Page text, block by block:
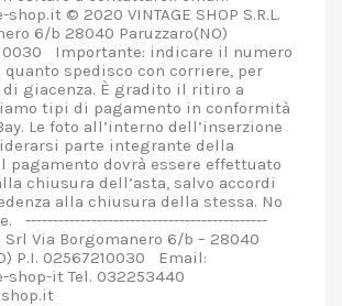
© 2020 VINTAGE SHOP S.R.L.
6/b 28040 Paruzzaro(NO)
Importante: indicare il numero
spedisco con corriere, per
giacenza. È gradito il ritiro a
tipi di pagamento in conformità
Le foto all’interno dell’inserzione
parte integrante della
pagamento dovrà essere effettuato
chiusura dell’asta, salvo accordi
alla chiusura della stessa. No
--------------------------------------------
Srl Via Borgomanero 6/b – 28040
P.I. 02567210030 Email:
shop-it Tel. 032253440